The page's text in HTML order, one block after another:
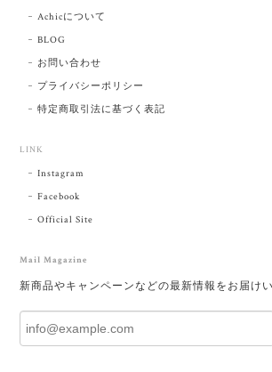
Achicについて
BLOG
お問い合わせ
プライバシーポリシー
特定商取引法に基づく表記
LINK
Instagram
Facebook
Official Site
Mail Magazine
新商品やキャンペーンなどの最新情報をお届けい